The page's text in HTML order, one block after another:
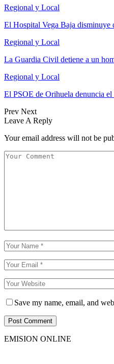
Regional y Local
El Hospital Vega Baja
Regional y Local
La Guardia Civil detiene a un
Regional y Local
El PSOE de Orihuela denuncia
Prev Next
Leave A Reply
Your email address will not be
Save my name, email, and
EMISION ONLINE